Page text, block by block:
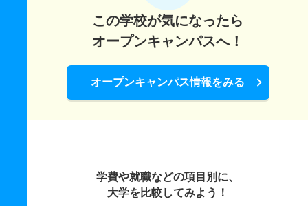
この学校が気になったら
オープンキャンパスへ！
オープンキャンパス情報をみる
学費や就職などの項目別に、
大学を比較してみよう！